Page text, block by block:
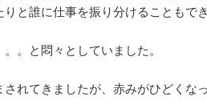
と誰に仕事を振り分けることもで
。と悶々としていました。
されてきましたが、赤みがひどくな